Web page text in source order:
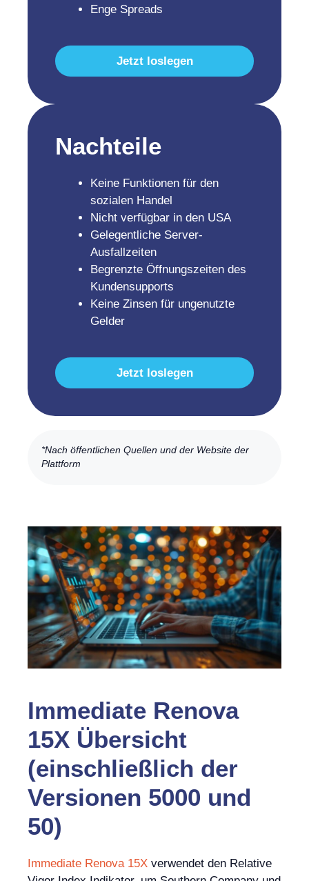
Enge Spreads
Jetzt loslegen
Nachteile
Keine Funktionen für den
sozialen Handel
Nicht verfügbar in den USA
Gelegentliche Server-
Ausfallzeiten
Begrenzte Öffnungszeiten des
Kundensupports
Keine Zinsen für ungenutzte
Gelder
Jetzt loslegen
*Nach öffentlichen Quellen und der Website der
Plattform
Immediate Renova
15X Übersicht
(einschließlich der
Versionen 5000 und
50)
Immediate Renova 15X verwendet den Relative